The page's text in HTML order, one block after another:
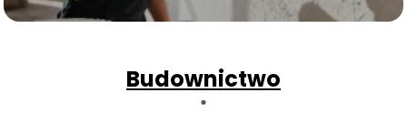
Budownictwo